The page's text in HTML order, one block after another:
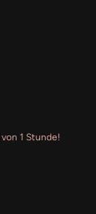
1 Stunde!